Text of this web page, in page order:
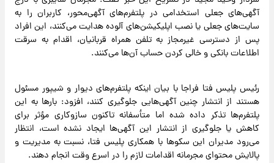
آگهی‌های جعلی استخدامی در پلتفرم‌های آگهی‌محور، کاربران را به
سایت‌های جعلی یا نصب اپلیکیشن‌های آلوده هدایت می‌کنند، این افراد
پس از دسترسی غیرمجاز به تلفن همراه قربانیان، اقدام به سرقت
اطلاعات بانکی و خالی کردن حساب آن‌ها می‌کنند.
رئیس پلیس فتا فراجا با بیان اینکه پلتفرم‌های دیوار و شیپور مسئول
هستند از انتشار چنین آگهی‌هایی جلوگیری کنند، افزود: بارها به این
پلتفرم‌ها تذکر داده شده اما متأسفانه تاکنون سازوکاری مؤثر برای
کاهش یا جلوگیری از انتشار این آگهی‌ها ایجاد نشده است، انتظار
می‌رود مدیران این سکوها با همکاری پلیس فتا، نسبت به مدیریت و
پالایش محتوای مجرمانه اقدامات لازم را در اسرع وقت انجام دهند.